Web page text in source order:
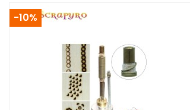
-10%